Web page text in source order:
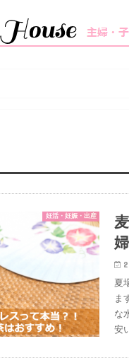
妊活・妊娠・出産
夏
ま
な
安